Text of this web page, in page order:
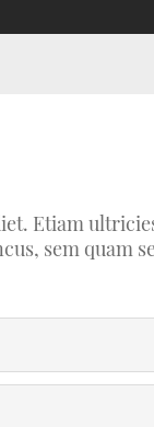
Etiam
sem quam